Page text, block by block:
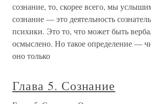
сознание, то, скорее всего, мы
сознание — это деятельность
психики. Это то, что может быть
осмыслено. Но такое определение —
оно только
Глава 5. Сознание